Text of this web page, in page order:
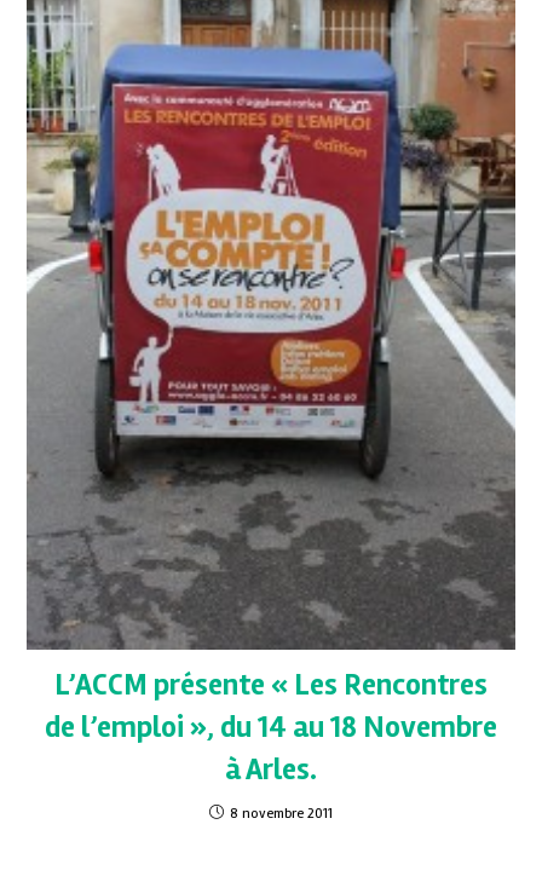
L’ACCM présente « Les Rencontres
de l’emploi », du 14 au 18 Novembre
à Arles.
8 novembre 2011